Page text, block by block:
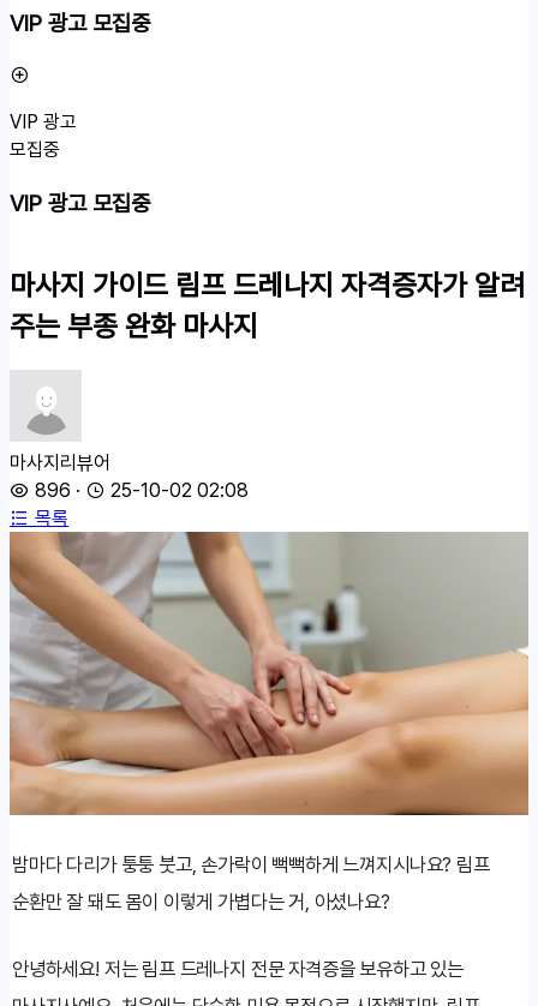
VIP 광고 모집중
VIP 광고
모집중
VIP 광고 모집중
마사지 가이드 림프 드레나지 자격증자가 알려
주는 부종 완화 마사지
마사지리뷰어
896 ·
25-10-02 02:08
목록
밤마다 다리가 퉁퉁 붓고, 손가락이 뻑뻑하게 느껴지시나요? 림프
순환만 잘 돼도 몸이 이렇게 가볍다는 거, 아셨나요?
안녕하세요! 저는 림프 드레나지 전문 자격증을 보유하고 있는